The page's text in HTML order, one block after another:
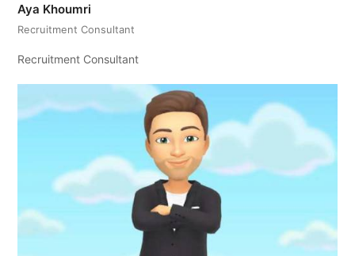
Aya Khoumri
Recruitment Consultant
Recruitment Consultant